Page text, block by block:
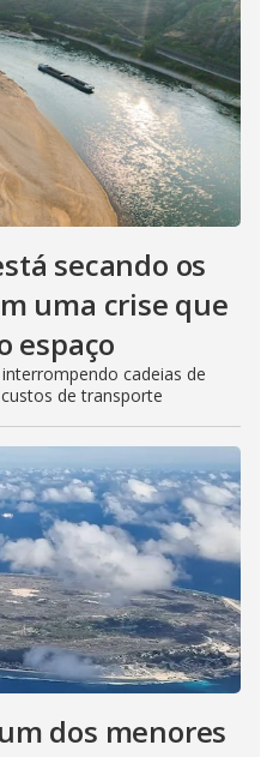
secando os
uma crise que
espaço
cadeias de
de transporte
dos menores